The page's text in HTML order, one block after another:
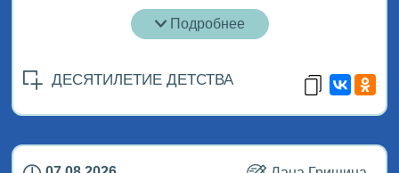
Подробнее
ДЕСЯТИЛЕТИЕ ДЕТСТВА